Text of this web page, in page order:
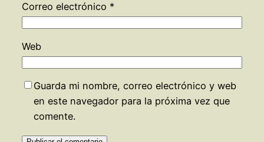
Correo electrónico *
Web
Guarda mi nombre, correo electrónico y web
en este navegador para la próxima vez que
comente.